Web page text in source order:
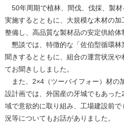
50年周期で植林、間伐、伐採、製
実施するとともに、大規模な木材の
整備し、高品質な製材品の安定供給体
懇談では、特徴的な「佐伯型循環林
聞きするとともに、組合の運営状況
てお聞きししました。
また、2×4（ツーバイフォー）材の
設計画では、外国産の牙城でもあっ
域で意欲的に取り組み、工場建設前
況等についてもお話がありました。